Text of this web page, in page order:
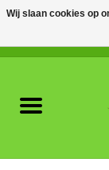
Wij slaan cookies op